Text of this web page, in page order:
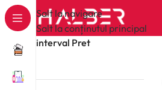
Salt la navigare
Salt la conținutul principal
interval Pret